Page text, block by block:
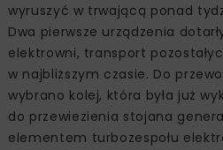
wyruszyć w trwającą ponad
Dwa pierwsze urządzenia
elektrowni, transport
w najbliższym czasie. Do
wybrano kolej, która była już
do przewiezienia stojana
elementem turbozespołu